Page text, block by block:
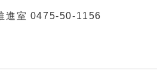
進室 0475-50-1156